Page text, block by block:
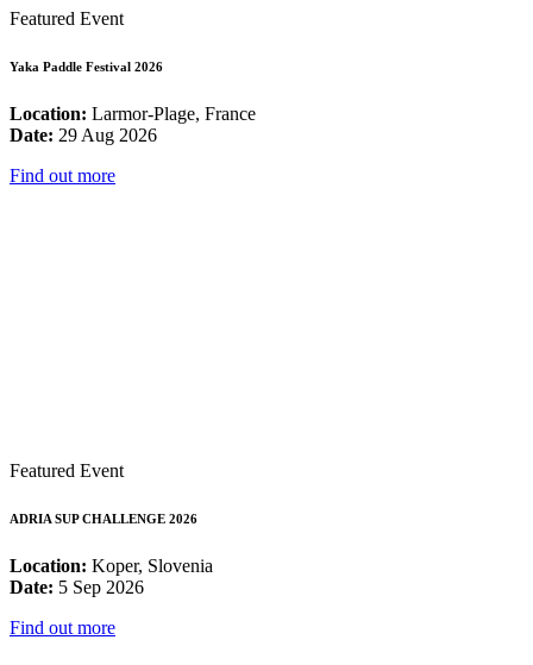
Featured Event
Yaka Paddle Festival 2026
Location: Larmor-Plage, France
Date: 29 Aug 2026
Find out more
Featured Event
ADRIA SUP CHALLENGE 2026
Location: Koper, Slovenia
Date: 5 Sep 2026
Find out more